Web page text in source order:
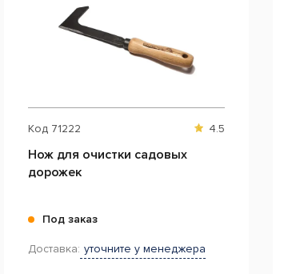
Код 71222 4.5
Нож для очистки садовых
дорожек
Под заказ
Доставка: уточните у менеджера